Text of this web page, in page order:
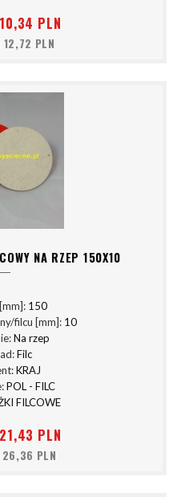
10,34 PLN
12,72 PLN
NA RZEP 150X10
150
filcu [mm]: 10
Na rzep
Filc
KRAJ
POL - FILC
FILCOWE
21,43 PLN
26,36 PLN